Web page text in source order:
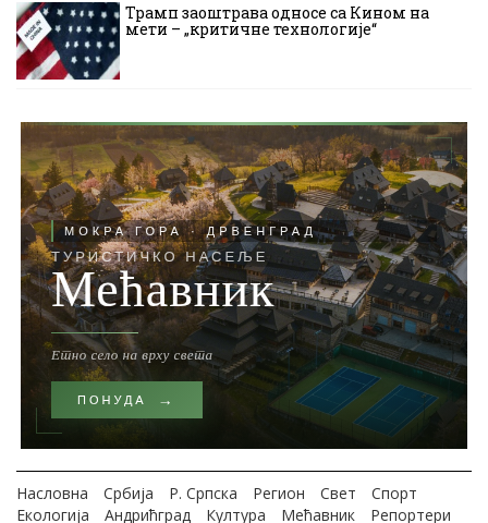
Трамп заоштрава односе са Кином на
мети – „критичне технологије“
Насловна Србија Р. Српска Регион Свет
Спорт
Екологија
Андрићград Култура Мећавник Репортери